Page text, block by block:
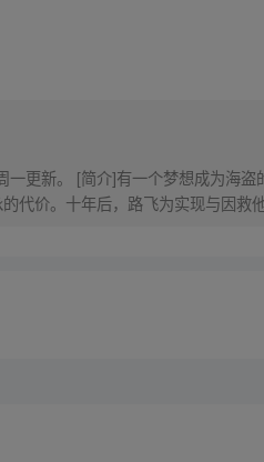
更新。 [简介]有一个梦想成为海盗
代价。十年后，路飞为实现与因救